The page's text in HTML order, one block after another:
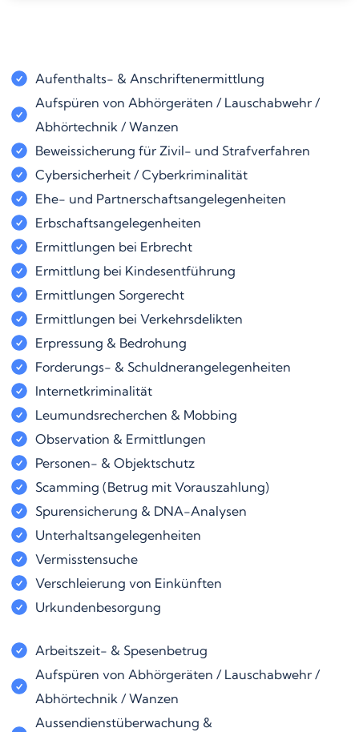
Aufenthalts- & Anschriftenermittlung
Aufspüren von Abhörgeräten / Lauschabwehr /
Abhörtechnik / Wanzen
Beweissicherung für Zivil- und Strafverfahren
Cybersicherheit / Cyberkriminalität
Ehe- und Partnerschaftsangelegenheiten
Erbschaftsangelegenheiten
Ermittlungen bei Erbrecht
Ermittlung bei Kindesentführung
Ermittlungen Sorgerecht
Ermittlungen bei Verkehrsdelikten
Erpressung & Bedrohung
Forderungs- & Schuldnerangelegenheiten
Internetkriminalität
Leumundsrecherchen & Mobbing
Observation & Ermittlungen
Personen- & Objektschutz
Scamming (Betrug mit Vorauszahlung)
Spurensicherung & DNA-Analysen
Unterhaltsangelegenheiten
Vermisstensuche
Verschleierung von Einkünften
Urkundenbesorgung
Arbeitszeit- & Spesenbetrug
Aufspüren von Abhörgeräten / Lauschabwehr /
Abhörtechnik / Wanzen
Aussendienstüberwachung &